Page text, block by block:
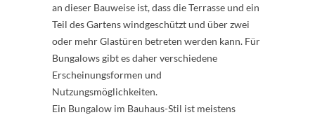
an dieser Bauweise ist, dass die Terrasse und ein
Teil des Gartens windgeschützt und über zwei
oder mehr Glastüren betreten werden kann. Für
Bungalows gibt es daher verschiedene
Erscheinungsformen und
Nutzungsmöglichkeiten.
Ein Bungalow im Bauhaus-Stil ist meistens